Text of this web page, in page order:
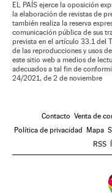
EL PAÍS ejerce la oposición
la elaboración de revistas de
también realiza la reserva
comunicación pública de sus
prevista en el artículo 33.1 del
de las reproducciones y usos
este sitio web a medios de
adecuados a tal fin de
24/2021, de 2 de noviembre
Contacto Venta de
Política de privacidad
Mapa
RSS